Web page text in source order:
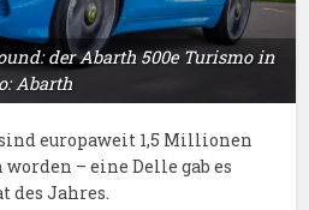
der Abarth 500e Turismo in
Abarth
europaweit 1,5 Millionen
worden – eine Delle gab es
des Jahres.